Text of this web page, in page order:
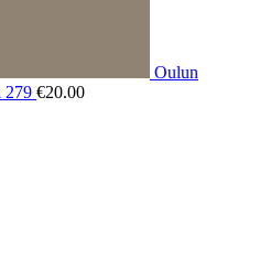
Oulun
279 €20.00